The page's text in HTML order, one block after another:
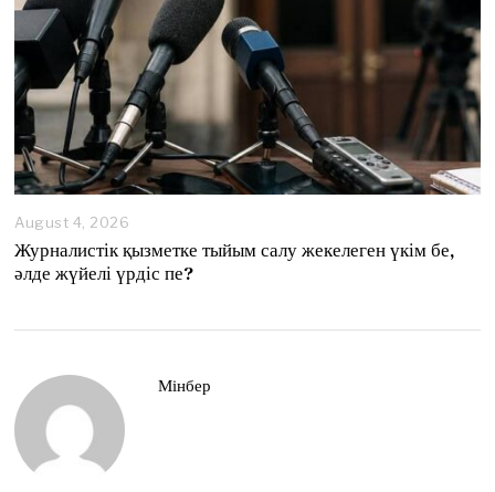
August 4, 2026
g
u
Журналистік қызметке тыйым салу жекелеген үкім бе,
әлде жүйелі үрдіс пе?
Мінбер